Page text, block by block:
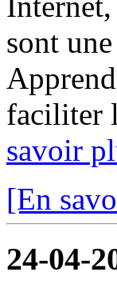
sont
faciliter
savoir
[En
24-04-